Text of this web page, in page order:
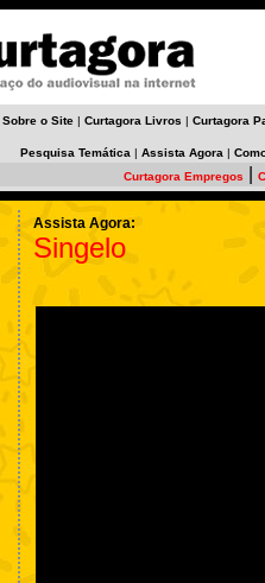
Sobre o Site | Curtagora Livros | Curtagora
Pesquisa Temática | Assista Agora |
Curtagora Empregos
Assista Agora:
Singelo